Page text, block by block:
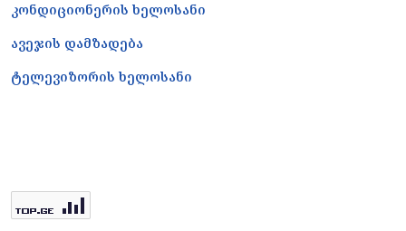
კონდიციონერის ხელოსანი
ავეჯის დამზადება
ტელევიზორის ხელოსანი